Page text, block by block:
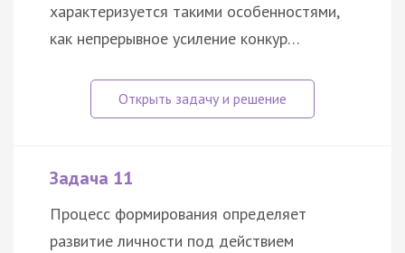
характеризуется такими особенностями,
как непрерывное усиление конкур…
Задача 11
Процесс формирования определяет
развитие личности под действием